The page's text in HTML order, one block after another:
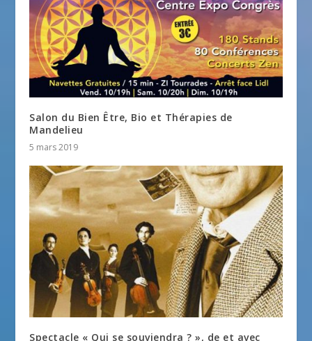
Salon du Bien Être, Bio et Thérapies de
Mandelieu
5 mars 2019
Spectacle « Qui se souviendra ? », de et avec